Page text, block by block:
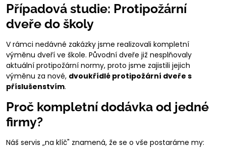
Případová studie: Protipožární
dveře do školy
V rámci nedávné zakázky jsme realizovali kompletní
výměnu dveří ve škole. Původní dveře již nesplňovaly
aktuální protipožární normy, proto jsme zajistili jejich
výměnu za nové, dvoukřídlé protipožární dveře s
příslušenstvím.
Proč kompletní dodávka od jedné
firmy?
Náš servis „na klíč" znamená, že se o vše postaráme my: